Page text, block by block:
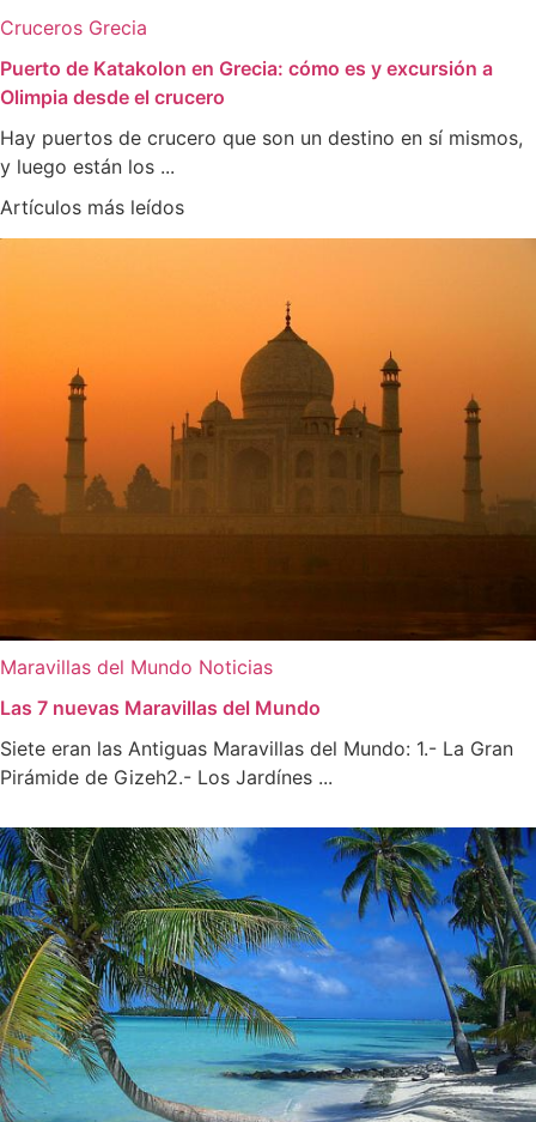
Cruceros Grecia
Puerto de Katakolon en Grecia: cómo es y excursión a
Olimpia desde el crucero
Hay puertos de crucero que son un destino en sí mismos,
y luego están los ...
Artículos más leídos
Maravillas del Mundo Noticias
Las 7 nuevas Maravillas del Mundo
Siete eran las Antiguas Maravillas del Mundo: 1.- La Gran
Pirámide de Gizeh2.- Los Jardínes ...